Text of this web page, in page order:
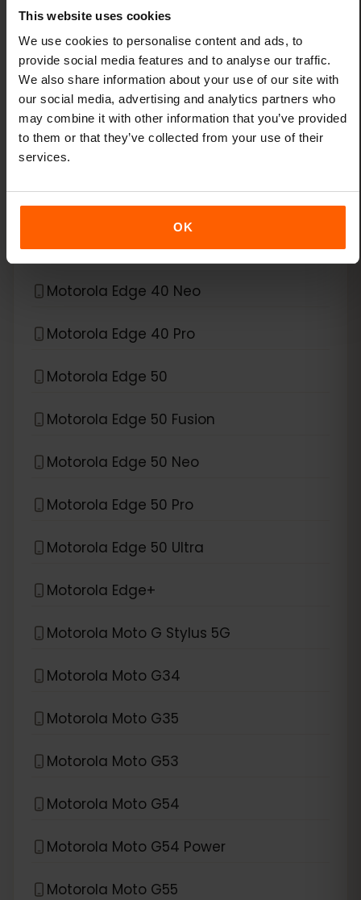
This website uses cookies
We use cookies to personalise content and ads, to
provide social media features and to analyse our traffic.
We also share information about your use of our site with
our social media, advertising and analytics partners who
may combine it with other information that you’ve provided
to them or that they’ve collected from your use of their
services.
OK
Xiaomi 14T Pro
Xiaomi 15
Xiaomi Redmi Note 11 Pro 5G
Xiaomi Redmi Note 13 Pro
Xiaomi Redmi Note 13 Pro Plus
eSIM compatibile conMotorola
Motorola Edge 40 Neo
Motorola Edge 40 Pro
Motorola Edge 50
Motorola Edge 50 Fusion
Motorola Edge 50 Neo
Motorola Edge 50 Pro
Motorola Edge 50 Ultra
Motorola Edge+
Motorola Moto G Stylus 5G
Motorola Moto G34
Motorola Moto G35
Motorola Moto G53
Motorola Moto G54
Motorola Moto G54 Power
Motorola Moto G55